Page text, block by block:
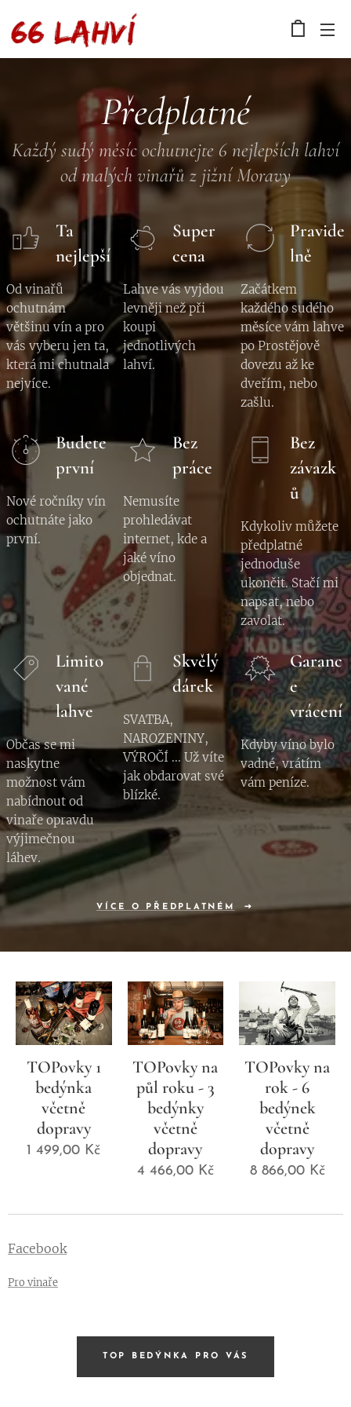
Předplatné
Každý sudý měsíc ochutnejte 6 nejlepších lahví
od malých vinařů z jižní Moravy
Ta
nejlepší
Od vinařů
ochutnám
většinu vín a pro
vás vyberu jen ta,
která mi chutnala
nejvíce.
Super
cena
Lahve vás vyjdou
levněji než při
koupi
jednotlivých
lahví.
Pravide
lně
Začátkem
každého sudého
měsíce vám lahve
po Prostějově
dovezu až ke
dveřím, nebo
zašlu.
Budete
první
Nové ročníky vín
ochutnáte jako
první.
Bez
práce
Nemusíte
prohledávat
internet, kde a
jaké víno
objednat.
Bez
závazk
ů
Kdykoliv můžete
předplatné
jednoduše
ukončit. Stačí mi
napsat, nebo
zavolat.
Limito
vané
lahve
Občas se mi
naskytne
možnost vám
nabídnout od
vinaře opravdu
výjimečnou
láhev.
Skvělý
dárek
SVATBA,
NAROZENINY,
VÝROČÍ ... Už víte
jak obdarovat své
blízké.
Garanc
e
vrácení
Kdyby víno bylo
vadné, vrátím
vám peníze.
VÍCE O PŘEDPLATNÉM
TOPovky 1
bedýnka
včetně
dopravy
1 499,00 Kč
TOPovky na
půl roku - 3
bedýnky
včetně
dopravy
4 466,00Kč
TOPovky na
rok - 6
bedýnek
včetně
dopravy
8 866,00Kč
Facebook
Pro vinaře
TOP BEDÝNKA PRO VÁS